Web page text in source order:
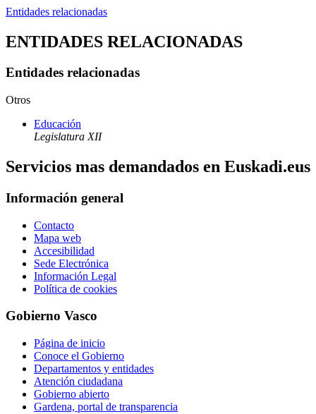
Entidades relacionadas
ENTIDADES RELACIONADAS
Entidades relacionadas
Otros
Educación
Legislatura XII
Servicios mas demandados en Euskadi.eus
Información general
Contacto
Mapa web
Accesibilidad
Sede Electrónica
Información Legal
Política de cookies
Gobierno Vasco
Página de inicio
Conoce el Gobierno
Departamentos y entidades
Atención ciudadana
Gobierno abierto
Gardena, portal de transparencia